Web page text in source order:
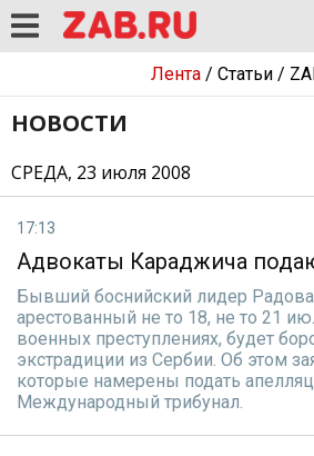
Лента/ Статьи/
НОВОСТИ
СРЕДА, 23 июля 2008
17:13
Адвокаты Караджича
Бывший боснийский лидер
арестованный не то 18, не то 21
военных преступлениях, будет
экстрадиции из Сербии. Об этом
которые намерены подать
Международный трибунал.